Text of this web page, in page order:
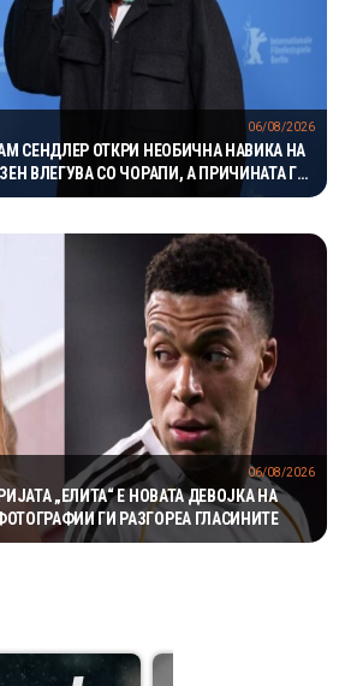
СЕНДЛЕР ОТКРИ НЕОБИЧНА НАВИКА НА
ВЛЕГУВА СО ЧОРАПИ, А ПРИЧИНАТА ГИ
06/08/2026
„ЕЛИТА“ Е НОВАТА ДЕВОЈКА НА
ГИ РАЗГОРЕА ГЛАСИНИТЕ
06/08/2026